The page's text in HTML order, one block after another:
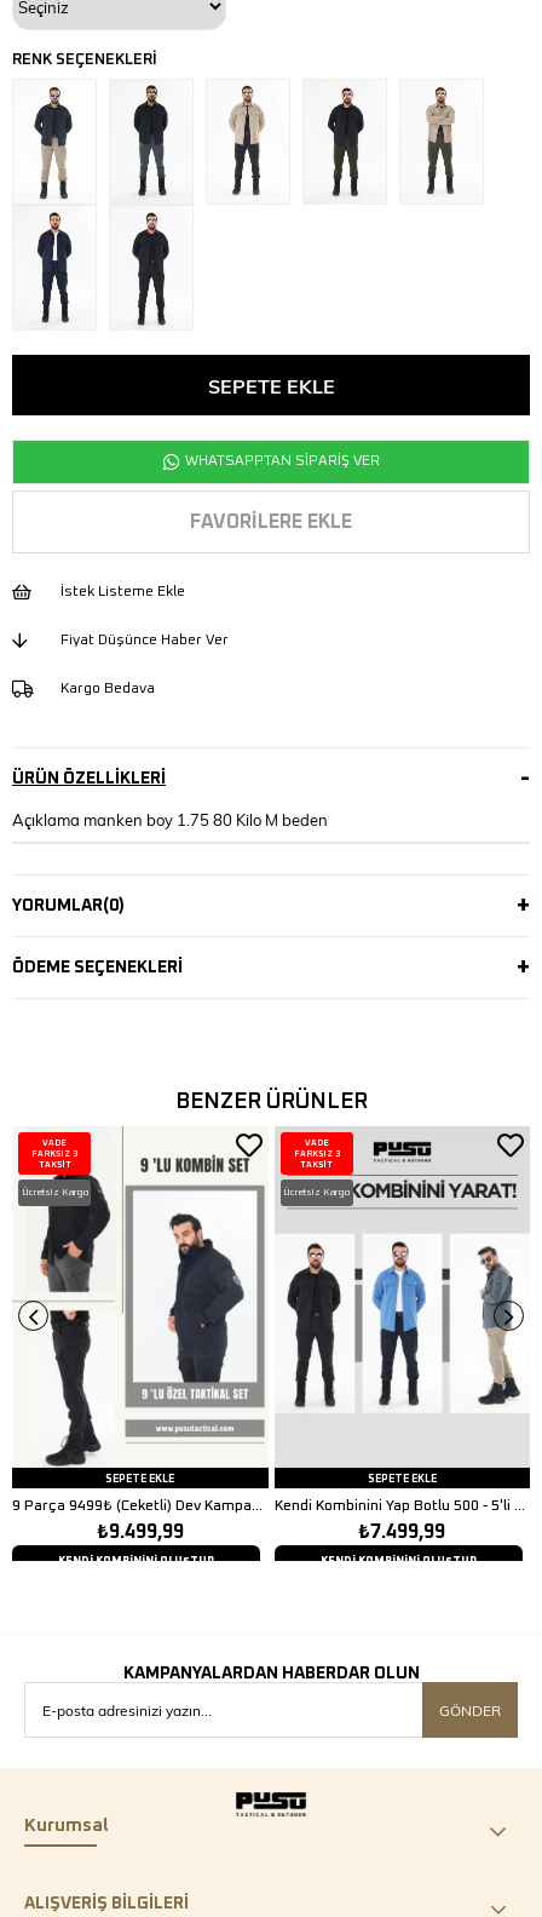
RENK SEÇENEKLERİ
WHATSAPPTAN SİPARİŞ VER
FAVORILERE EKLE
İstek Listeme Ekle
Fiyat Düşünce Haber Ver
Kargo Bedava
ÜRÜN ÖZELLIKLERI
Açıklama manken boy 1.75 80 Kilo M beden
YORUMLAR(0)
ÖDEME SEÇENEKLERI
BENZER ÜRÜNLER
SEPETE EKLE
9 Parça 9499₺ (Ceketli) Dev Kampanya
₺9.499,99
KENDİ KOMBİNİNİ OLUŞTUR
VADE
FARKSIZ 3
TAKSİT
Ücretsiz Kargo
SEPETE EKLE
Kendi Kombinini Yap Botlu 500 - 5'li Set
₺7.499,99
KENDİ KOMBİNİNİ OLUŞTUR
VADE
FARKSIZ 3
TAKSİT
Ücretsiz Kargo
KAMPANYALARDAN HABERDAR OLUN
GÖNDER
Kurumsal
ALIŞVERİŞ BİLGİLERİ